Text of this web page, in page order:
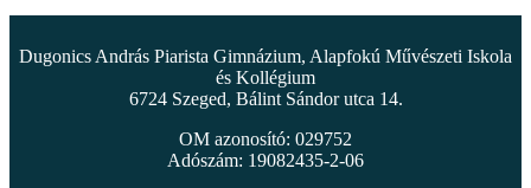
Dugonics András Piarista Gimnázium, Alapfokú Művészeti Iskola
és Kollégium
6724 Szeged, Bálint Sándor utca 14.
OM azonosító: 029752
Adószám: 19082435-2-06